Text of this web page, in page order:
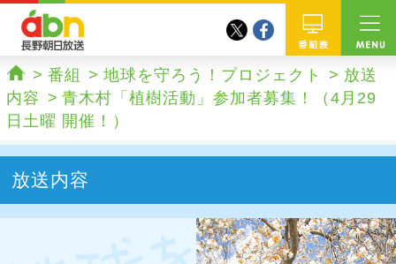
abn 長野朝日放送 番組
twitterfacebook
ホーム
番組 地球を守ろう！プロジェクト
放送
内容
青木村「植樹活動」参加者募集！（4月29
日土曜 開催！）
放送内容